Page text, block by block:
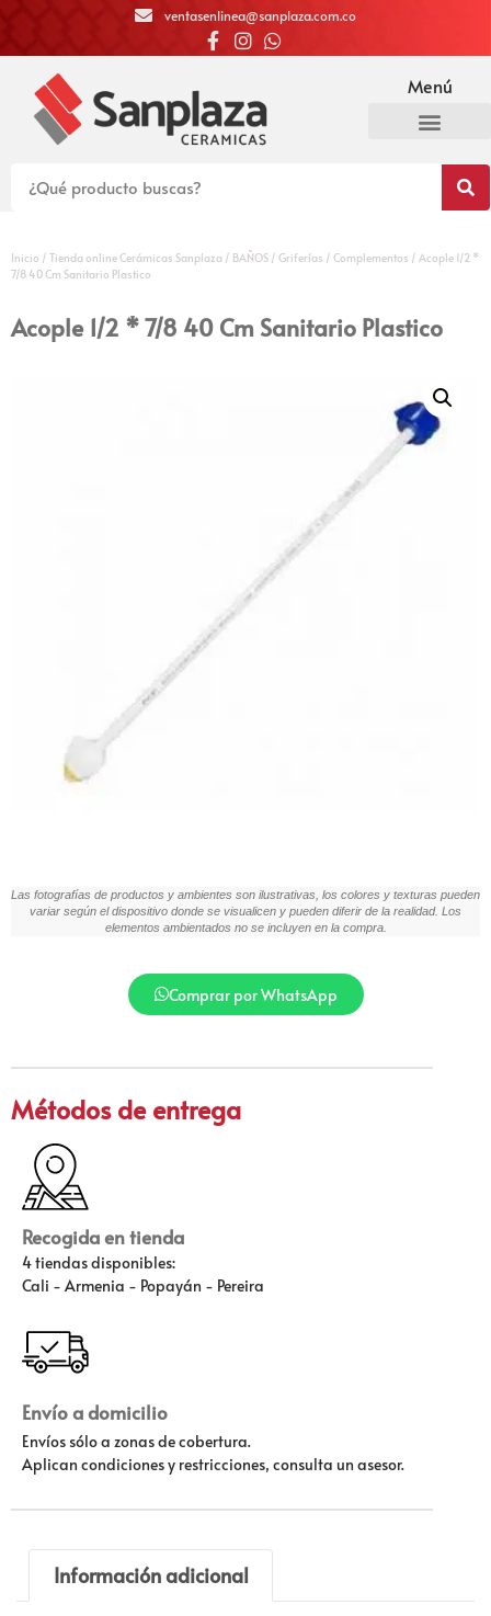
ventasenlinea@sanplaza.com.co
Menú
Inicio / Tienda online Cerámicas Sanplaza / BAÑOS / Griferías / Complementos / Acople 1/2 *
7/8 40 Cm Sanitario Plastico
Acople 1/2 * 7/8 40 Cm Sanitario Plastico
Las fotografías de productos y ambientes son ilustrativas, los colores y texturas pueden
variar según el dispositivo donde se visualicen y pueden diferir de la realidad. Los
elementos ambientados no se incluyen en la compra.
Comprar por WhatsApp
Métodos de entrega
Recogida en tienda
4 tiendas disponibles:
Cali - Armenia - Popayán - Pereira
Envío a domicilio
Envíos sólo a zonas de cobertura.
Aplican condiciones y restricciones, consulta un asesor.
Información adicional